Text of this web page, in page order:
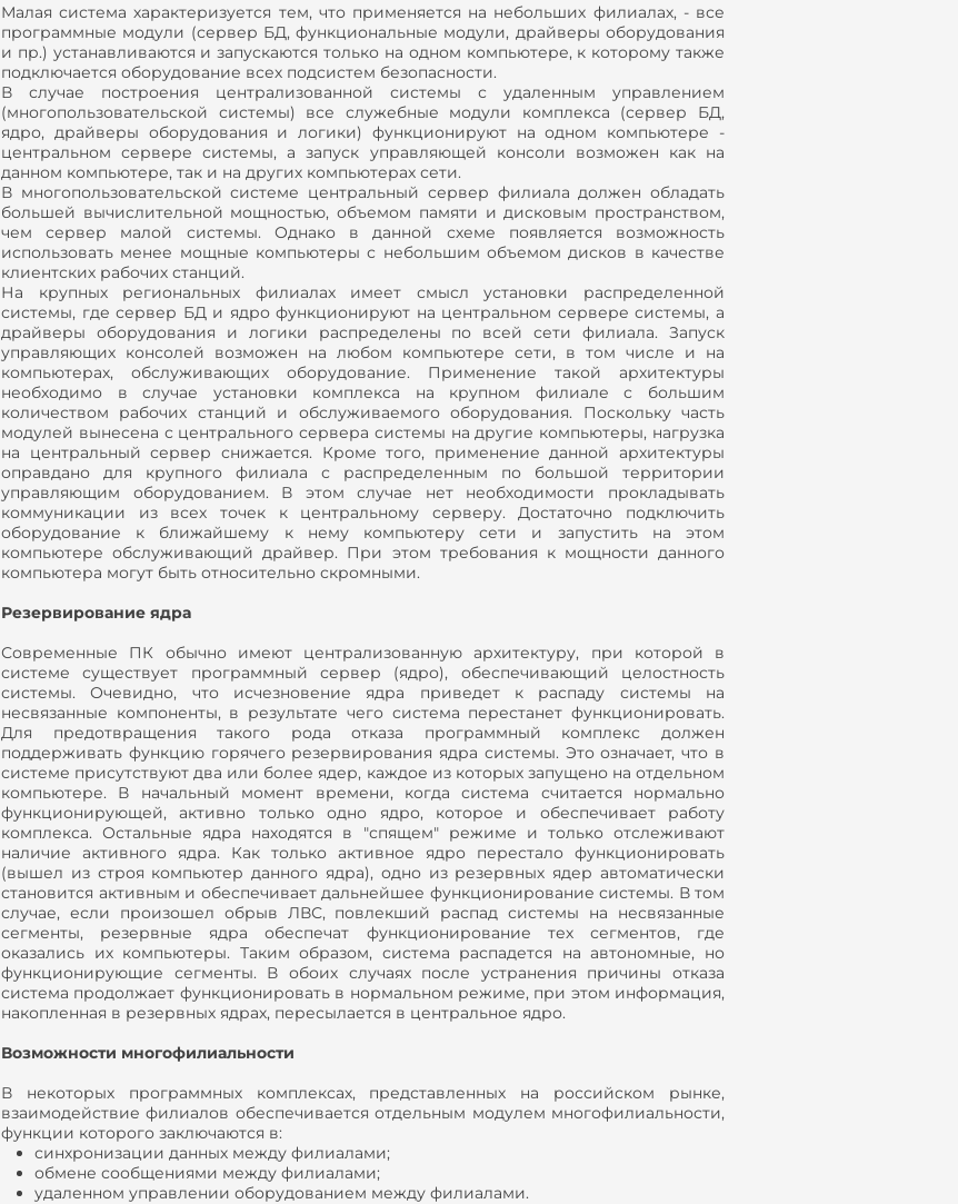
Малая система характеризуется тем, что применяется на небольших филиалах, - все
программные модули (сервер БД, функциональные модули, драйверы оборудования
и пр.) устанавливаются и запускаются только на одном компьютере, к которому также
подключается оборудование всех подсистем безопасности.
В случае построения централизованной системы с удаленным управлением
(многопользовательской системы) все служебные модули комплекса (сервер БД,
ядро, драйверы оборудования и логики) функционируют на одном компьютере -
центральном сервере системы, а запуск управляющей консоли возможен как на
данном компьютере, так и на других компьютерах сети.
В многопользовательской системе центральный сервер филиала должен обладать
большей вычислительной мощностью, объемом памяти и дисковым пространством,
чем сервер малой системы. Однако в данной схеме появляется возможность
использовать менее мощные компьютеры с небольшим объемом дисков в качестве
клиентских рабочих станций.
На крупных региональных филиалах имеет смысл установки распределенной
системы, где сервер БД и ядро функционируют на центральном сервере системы, а
драйверы оборудования и логики распределены по всей сети филиала. Запуск
управляющих консолей возможен на любом компьютере сети, в том числе и на
компьютерах, обслуживающих оборудование. Применение такой архитектуры
необходимо в случае установки комплекса на крупном филиале с большим
количеством рабочих станций и обслуживаемого оборудования. Поскольку часть
модулей вынесена с центрального сервера системы на другие компьютеры, нагрузка
на центральный сервер снижается. Кроме того, применение данной архитектуры
оправдано для крупного филиала с распределенным по большой территории
управляющим оборудованием. В этом случае нет необходимости прокладывать
коммуникации из всех точек к центральному серверу. Достаточно подключить
оборудование к ближайшему к нему компьютеру сети и запустить на этом
компьютере обслуживающий драйвер. При этом требования к мощности данного
компьютера могут быть относительно скромными.
Резервирование ядра
Современные ПК обычно имеют централизованную архитектуру, при которой в
системе существует программный сервер (ядро), обеспечивающий целостность
системы. Очевидно, что исчезновение ядра приведет к распаду системы на
несвязанные компоненты, в результате чего система перестанет функционировать.
Для предотвращения такого рода отказа программный комплекс должен
поддерживать функцию горячего резервирования ядра системы. Это означает, что в
системе присутствуют два или более ядер, каждое из которых запущено на отдельном
компьютере. В начальный момент времени, когда система считается нормально
функционирующей, активно только одно ядро, которое и обеспечивает работу
комплекса. Остальные ядра находятся в "спящем" режиме и только отслеживают
наличие активного ядра. Как только активное ядро перестало функционировать
(вышел из строя компьютер данного ядра), одно из резервных ядер автоматически
становится активным и обеспечивает дальнейшее функционирование системы. В том
случае, если произошел обрыв ЛВС, повлекший распад системы на несвязанные
сегменты, резервные ядра обеспечат функционирование тех сегментов, где
оказались их компьютеры. Таким образом, система распадется на автономные, но
функционирующие сегменты. В обоих случаях после устранения причины отказа
система продолжает функционировать в нормальном режиме, при этом информация,
накопленная в резервных ядрах, пересылается в центральное ядро.
Возможности многофилиальности
В некоторых программных комплексах, представленных на российском рынке,
взаимодействие филиалов обеспечивается отдельным модулем многофилиальности,
функции которого заключаются в:
синхронизации данных между филиалами;
обмене сообщениями между филиалами;
удаленном управлении оборудованием между филиалами.